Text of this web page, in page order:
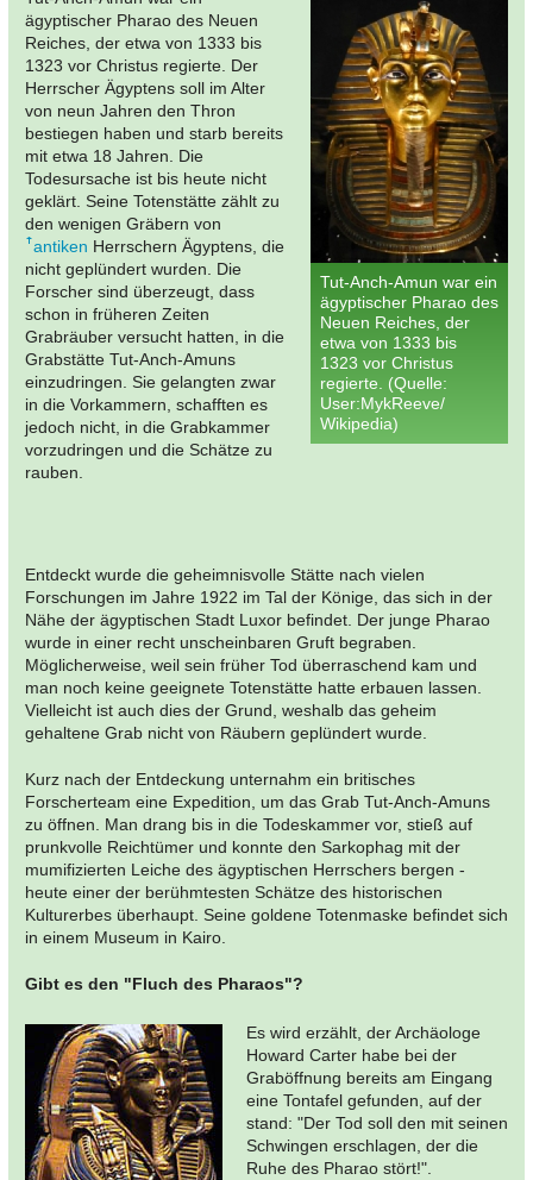
Tut-Anch-Amun war ein
ägyptischer Pharao des
Neuen Reiches, der
etwa von 1333 bis
1323 vor Christus
regierte. (Quelle:
User:MykReeve/
Wikipedia)
ägyptischer Pharao des Neuen
Reiches, der etwa von 1333 bis
1323 vor Christus regierte. Der
Herrscher Ägyptens soll im Alter
von neun Jahren den Thron
bestiegen haben und starb bereits
mit etwa 18 Jahren. Die
Todesursache ist bis heute nicht
geklärt. Seine Totenstätte zählt zu
den wenigen Gräbern von
antiken Herrschern Ägyptens, die
nicht geplündert wurden. Die
Forscher sind überzeugt, dass
schon in früheren Zeiten
Grabräuber versucht hatten, in die
Grabstätte Tut-Anch-Amuns
einzudringen. Sie gelangten zwar
in die Vorkammern, schafften es
jedoch nicht, in die Grabkammer
vorzudringen und die Schätze zu
rauben.
Entdeckt wurde die geheimnisvolle Stätte nach vielen
Forschungen im Jahre 1922 im Tal der Könige, das sich in der
Nähe der ägyptischen Stadt Luxor befindet. Der junge Pharao
wurde in einer recht unscheinbaren Gruft begraben.
Möglicherweise, weil sein früher Tod überraschend kam und
man noch keine geeignete Totenstätte hatte erbauen lassen.
Vielleicht ist auch dies der Grund, weshalb das geheim
gehaltene Grab nicht von Räubern geplündert wurde.
Kurz nach der Entdeckung unternahm ein britisches
Forscherteam eine Expedition, um das Grab Tut-Anch-Amuns
zu öffnen. Man drang bis in die Todeskammer vor, stieß auf
prunkvolle Reichtümer und konnte den Sarkophag mit der
mumifizierten Leiche des ägyptischen Herrschers bergen -
heute einer der berühmtesten Schätze des historischen
Kulturerbes überhaupt. Seine goldene Totenmaske befindet sich
in einem Museum in Kairo.
Gibt es den "Fluch des Pharaos"?
Es wird erzählt, der Archäologe
Howard Carter habe bei der
Graböffnung bereits am Eingang
eine Tontafel gefunden, auf der
stand: "Der Tod soll den mit seinen
Schwingen erschlagen, der die
Ruhe des Pharao stört!".